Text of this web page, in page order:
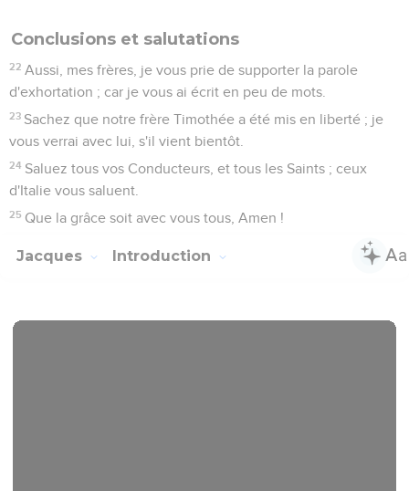
Conclusions et salutations
22 Aussi, mes frères, je vous prie de supporter la parole
d'exhortation ; car je vous ai écrit en peu de mots.
23 Sachez que notre frère Timothée a été mis en liberté ; je
vous verrai avec lui, s'il vient bientôt.
24 Saluez tous vos Conducteurs, et tous les Saints ; ceux
d'Italie vous saluent.
25 Que la grâce soit avec vous tous, Amen !
Jacques Introduction